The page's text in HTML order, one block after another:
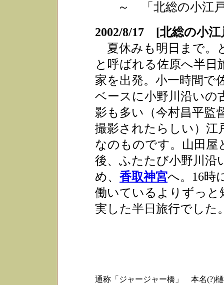
～ 「北総の小
2002/8/17 [北総の小江
夏休みも明日まで。
と呼ばれる佐原へ半日
家を出発。小一時間で
ベースに小野川沿いの
影も多い（今村昌平監
撮影されたらしい）江
なのものです。山田屋
後、ふたたび小野川沿
め、 香取神宮へ。16時
働いているよりずっと
実した半日旅行でした
通称「ジャージャー橋」 本名(?)